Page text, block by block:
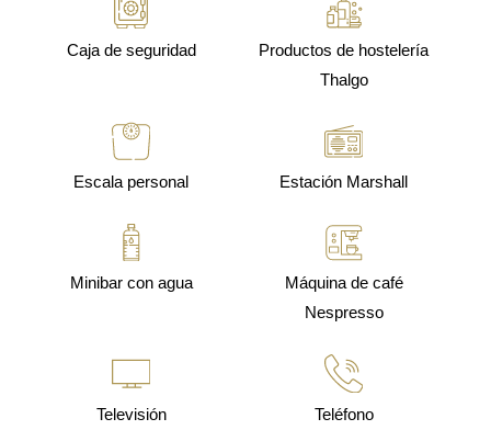
Caja de seguridad
Productos de hostelería
Thalgo
Escala personal Estación Marshall
Minibar con agua
Máquina de café
Nespresso
Televisión Teléfono